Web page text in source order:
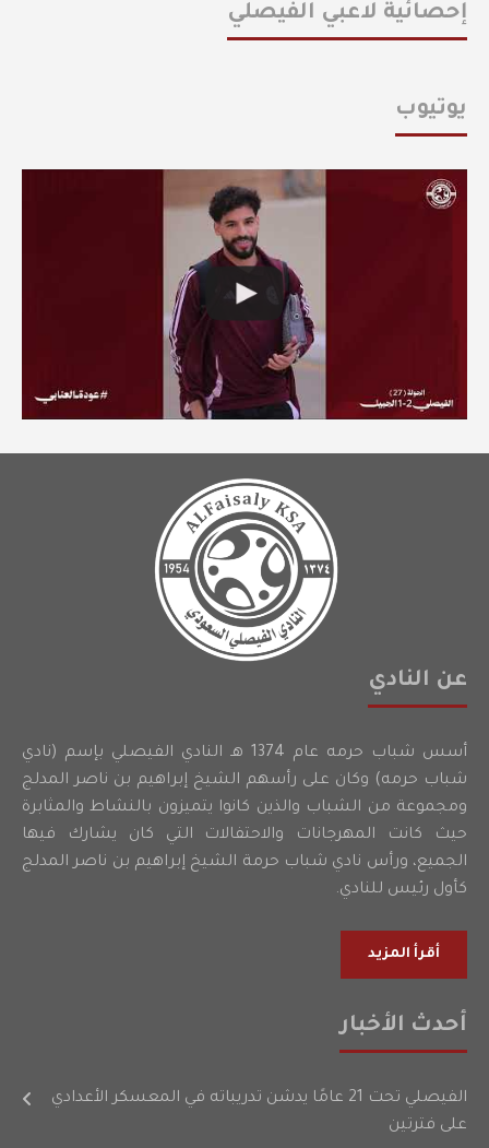
إحصائية لاعبي الفيصلي
يوتيوب
عن النادي
أسس شباب حرمه عام 1374 هـ النادي الفيصلي بإسم (نادي
شباب حرمه) وكان على رأسهم الشيخ إبراهيم بن ناصر المدلج
ومجموعة من الشباب والذين كانوا يتميزون بالنشاط والمثابرة
حيث كانت المهرجانات والاحتفالات التي كان يشارك فيها
الجميع، ورأس نادي شباب حرمة الشيخ إبراهيم بن ناصر المدلج
كأول رئيس للنادي.
أقرأ المزيد
أحدث الأخبار
الفيصلي تحت 21 عامًا يدشن تدريباته في المعسكر الأعدادي
على فترتين